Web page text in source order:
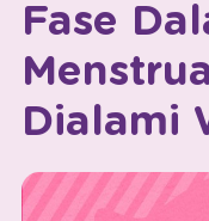
Fase
Dialami